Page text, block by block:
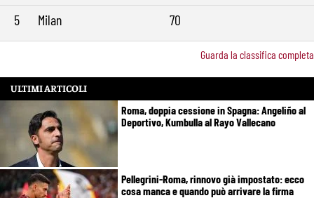
5
Milan 70
Guarda la classifica completa
ULTIMI ARTICOLI
Roma, doppia cessione in Spagna: Angeliño al
Deportivo, Kumbulla al Rayo Vallecano
Pellegrini-Roma, rinnovo già impostato: ecco
cosa manca e quando può arrivare la firma